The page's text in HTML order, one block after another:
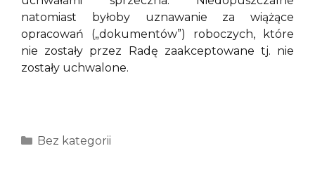
natomiast byłoby uznawanie za wiążące
opracowań („dokumentów”) roboczych, które
nie zostały przez Radę zaakceptowane tj. nie
zostały uchwalone.
Kategorie
Bez kategorii